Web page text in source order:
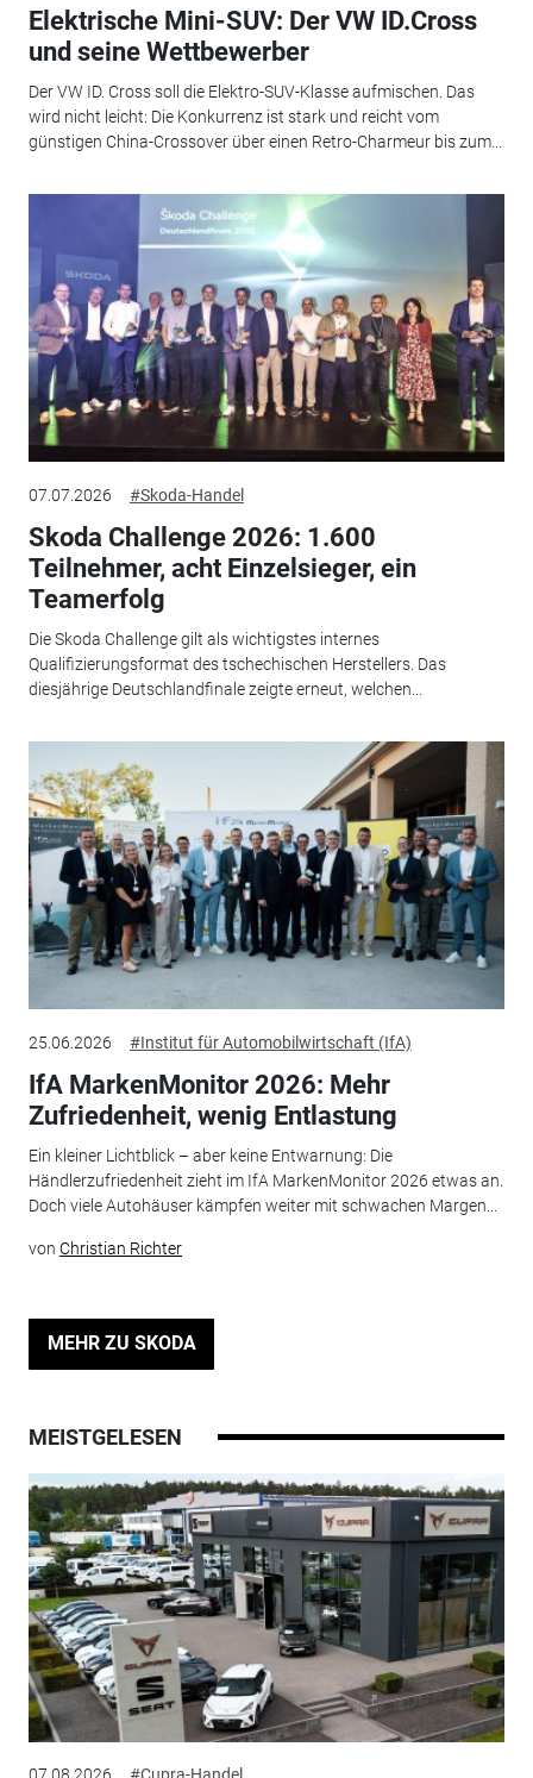
Elektrische Mini-SUV: Der VW ID.Cross
und seine Wettbewerber
Der VW ID. Cross soll die Elektro-SUV-Klasse aufmischen. Das
wird nicht leicht: Die Konkurrenz ist stark und reicht vom
günstigen China-Crossover über einen Retro-Charmeur bis zum...
07.07.2026 #Skoda-Handel
Skoda Challenge 2026: 1.600
Teilnehmer, acht Einzelsieger, ein
Teamerfolg
Die Skoda Challenge gilt als wichtigstes internes
Qualifizierungsformat des tschechischen Herstellers. Das
diesjährige Deutschlandfinale zeigte erneut, welchen...
25.06.2026 #Institut für Automobilwirtschaft (IfA)
IfA MarkenMonitor 2026: Mehr
Zufriedenheit, wenig Entlastung
Ein kleiner Lichtblick – aber keine Entwarnung: Die
Händlerzufriedenheit zieht im IfA MarkenMonitor 2026 etwas an.
Doch viele Autohäuser kämpfen weiter mit schwachen Margen...
von Christian Richter
MEHR ZU SKODA
MEISTGELESEN